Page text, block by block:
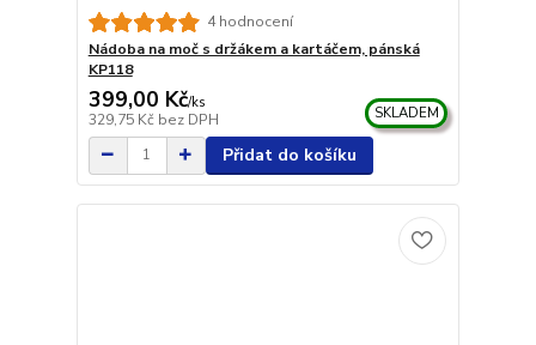
4 hodnocení
Nádoba na moč s držákem a kartáčem, pánská
KP118
399,00 Kč/ks
329,75 Kč bez DPH SKLADEM
Přidat do košíku